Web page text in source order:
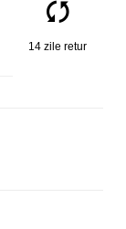
14 zile retur